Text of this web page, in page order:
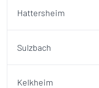
Hattersheim
Sulzbach
Kelkheim